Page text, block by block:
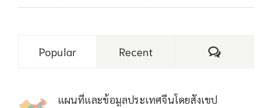
Popular Recent Comments
แผนที่และข้อมูลประเทศจีนโดยสังเขป